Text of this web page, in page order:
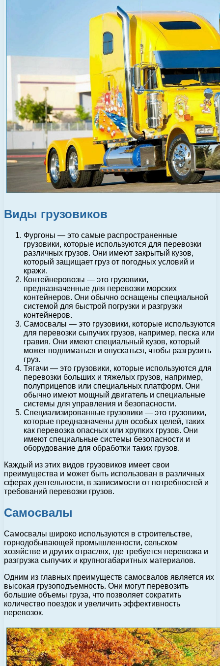
Виды грузовиков
Фургоны — это самые распространенные
грузовики, которые используются для перевозки
различных грузов. Они имеют закрытый кузов,
который защищает груз от погодных условий и
кражи.
Контейнеровозы — это грузовики,
предназначенные для перевозки морских
контейнеров. Они обычно оснащены специальной
системой для быстрой погрузки и разгрузки
контейнеров.
Самосвалы — это грузовики, которые используются
для перевозки сыпучих грузов, например, песка или
гравия. Они имеют специальный кузов, который
может подниматься и опускаться, чтобы разгрузить
груз.
Тягачи — это грузовики, которые используются для
перевозки больших и тяжелых грузов, например,
полуприцепов или специальных платформ. Они
обычно имеют мощный двигатель и специальные
системы для управления и безопасности.
Специализированные грузовики — это грузовики,
которые предназначены для особых целей, таких
как перевозка опасных или хрупких грузов. Они
имеют специальные системы безопасности и
оборудование для обработки таких грузов.
Каждый из этих видов грузовиков имеет свои
преимущества и может быть использован в различных
сферах деятельности, в зависимости от потребностей и
требований перевозки грузов.
Самосвалы
Самосвалы широко используются в строительстве,
горнодобывающей промышленности, сельском
хозяйстве и других отраслях, где требуется перевозка и
разгрузка сыпучих и крупногабаритных материалов.
Одним из главных преимуществ самосвалов является их
высокая грузоподъемность. Они могут перевозить
большие объемы груза, что позволяет сократить
количество поездок и увеличить эффективность
перевозок.